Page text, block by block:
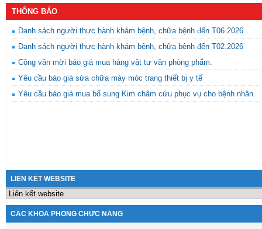
THÔNG BÁO
Danh sách người thực hành khám bệnh, chữa bệnh đến T06.2026
Danh sách người thực hành khám bệnh, chữa bệnh đến T02.2026
Công văn mời báo giá mua hàng vật tư văn phòng phẩm.
Yêu cầu báo giá sửa chữa máy móc trang thiết bị y tế
Yêu cầu báo giá mua bổ sung Kim châm cứu phục vụ cho bệnh nhân.
LIÊN KẾT WEBSITE
CÁC KHOA PHÒNG CHỨC NĂNG